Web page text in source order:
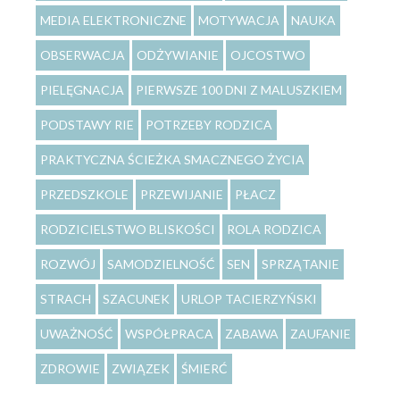
MEDIA ELEKTRONICZNE MOTYWACJA NAUKA
OBSERWACJA ODŻYWIANIE OJCOSTWO
PIELĘGNACJA PIERWSZE 100 DNI Z MALUSZKIEM
PODSTAWY RIE POTRZEBY RODZICA
PRAKTYCZNA ŚCIEŻKA SMACZNEGO ŻYCIA
PRZEDSZKOLE PRZEWIJANIE PŁACZ
RODZICIELSTWO BLISKOŚCI ROLA RODZICA
ROZWÓJ SAMODZIELNOŚĆ SEN SPRZĄTANIE
STRACH SZACUNEK URLOP TACIERZYŃSKI
UWAŻNOŚĆ WSPÓŁPRACA ZABAWA ZAUFANIE
ZDROWIE ZWIĄZEK ŚMIERĆ